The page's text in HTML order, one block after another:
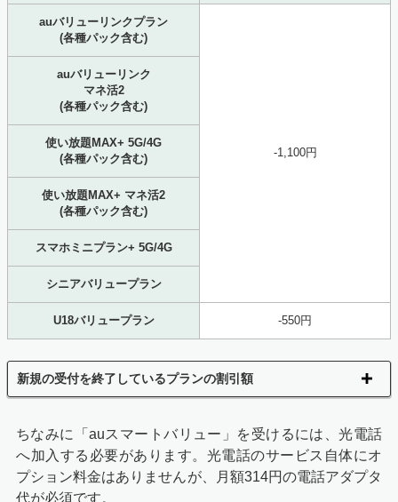
auバリューリンクプラン
(各種パック含む)
-1,100円
auバリューリンク
マネ活2
(各種パック含む)
使い放題MAX+ 5G/4G
(各種パック含む)
使い放題MAX+ マネ活2
(各種パック含む)
スマホミニプラン+ 5G/4G
シニアバリュープラン
U18バリュープラン -550円
新規の受付を終了しているプランの割引額
ちなみに「auスマートバリュー」を受けるには、光電話
へ加入する必要があります。光電話のサービス自体にオ
プション料金はありませんが、月額314円の電話アダプタ
代が必須です。